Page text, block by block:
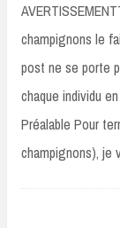
champignons le
post ne se porte
chaque individu
Préalable Pour
champignons), je